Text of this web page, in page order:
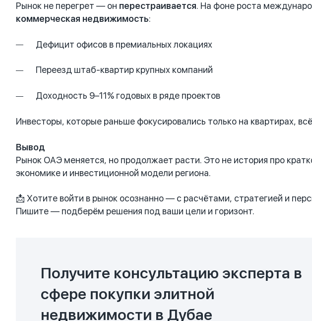
Рынок не перегрет — он перестраивается. На фоне роста
коммерческая недвижимость:
Дефицит офисов в премиальных локациях
Переезд штаб-квартир крупных компаний
Доходность 9–11% годовых в ряде проектов
Инвесторы, которые раньше фокусировались только на квартирах,
Вывод
Рынок ОАЭ меняется, но продолжает расти. Это не история про
экономике и инвестиционной модели региона.
📩 Хотите войти в рынок осознанно — с расчётами, стратегией и
Пишите — подберём решения под ваши цели и горизонт.
Получите консультацию эксперта в
сфере покупки элитной
недвижимости в Дубае